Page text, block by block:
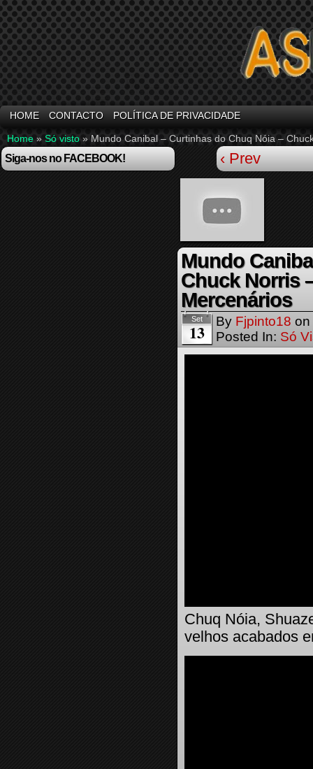
HOME CONTACTO POLÍTICA DE PRIVACIDADE
Home » Só visto » Mundo Canibal – Curtinhas do Chuq Nóia –
Siga-nos no FACEBOOK! ‹ Prev
Mundo
Chuck Norris
Mercenários
Set
13 By Fjpinto18 on
Posted In: Só
Chuq Nóia,
velhos acabados